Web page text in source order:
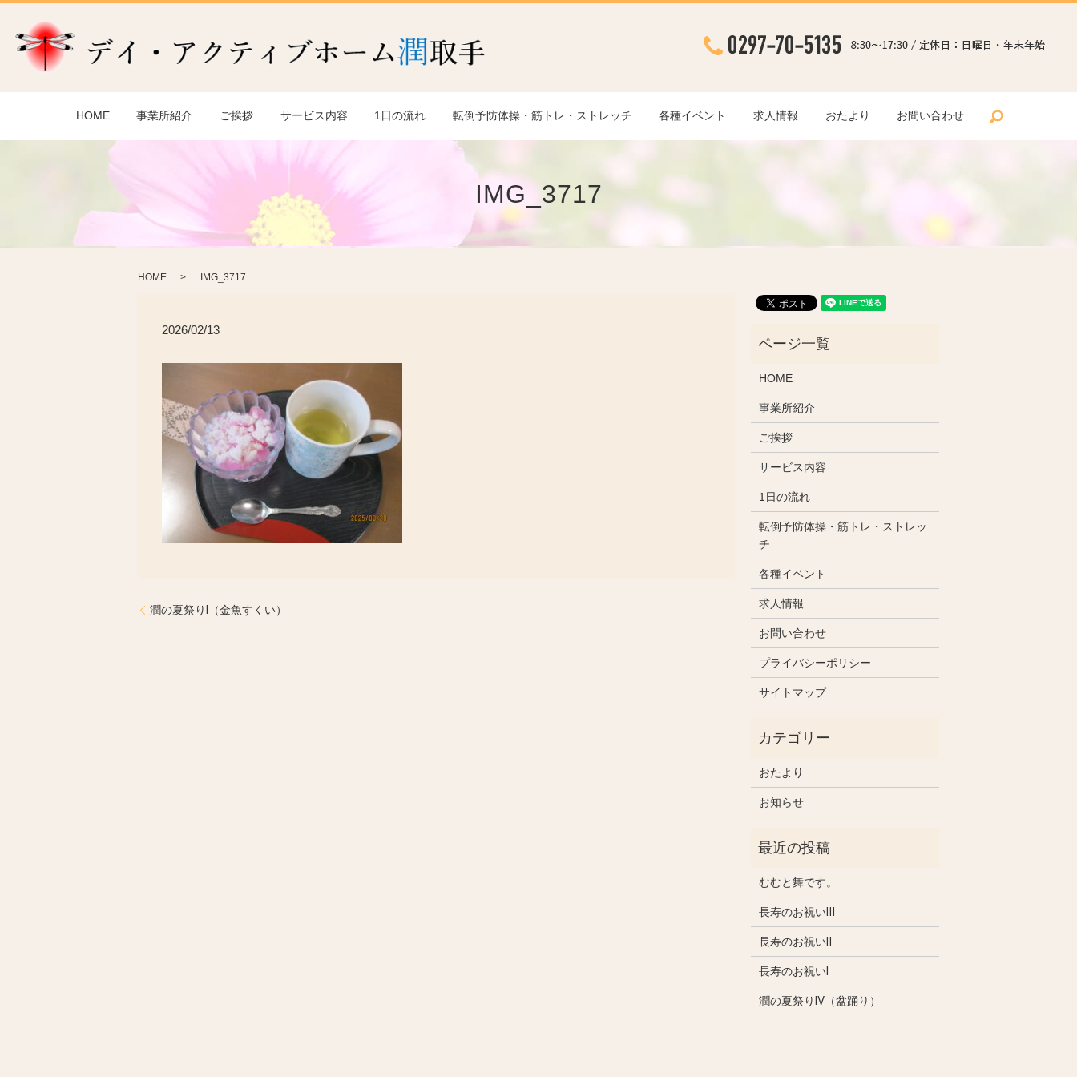
HOME 事業所紹介 ご挨拶 サービス内容 1日の流れ 転倒予防体操・筋トレ・ストレッチ 各種イベント 求人情報 おたより お問い合わせ search
IMG_3717
HOME IMG_3717
2026/02/13
潤の夏祭りⅠ（金魚すくい）
HOME
事業所紹介
ご挨拶
サービス内容
1日の流れ
転倒予防体操・筋トレ・ストレッ
チ
各種イベント
求人情報
お問い合わせ
プライバシーポリシー
サイトマップ
おたより
お知らせ
むむと舞です。
長寿のお祝いⅢ
長寿のお祝いⅡ
長寿のお祝いⅠ
潤の夏祭りⅣ（盆踊り）